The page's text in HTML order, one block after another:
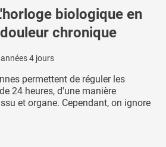
biologique en
chronique
4 jours
permettent de réguler les
24 heures, d'une manière
et organe. Cependant, on ignore